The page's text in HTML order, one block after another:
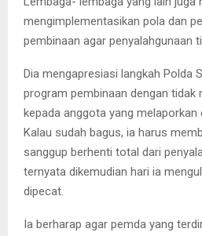
mengimplementasikan pola dan
pembinaan agar penyalahgunaan
Dia mengapresiasi langkah Polda
program pembinaan dengan tidak
kepada anggota yang melaporkan
Kalau sudah bagus, ia harus
sanggup berhenti total dari
ternyata dikemudian hari ia
dipecat.
Ia berharap agar pemda yang